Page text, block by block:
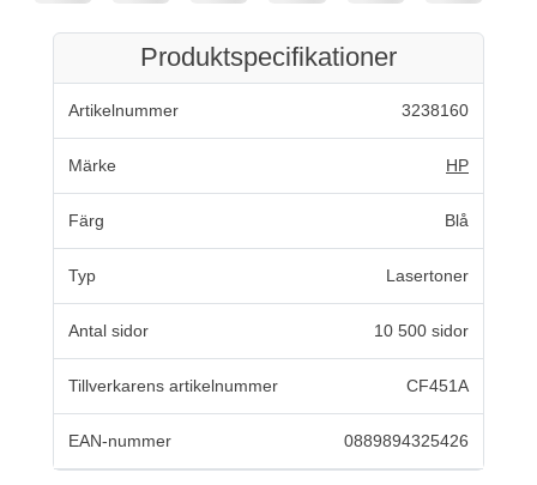
Produktspecifikationer
Artikelnummer 3238160
Märke HP
Färg Blå
Typ Lasertoner
Antal sidor 10 500 sidor
Tillverkarens artikelnummer CF451A
EAN-nummer 0889894325426